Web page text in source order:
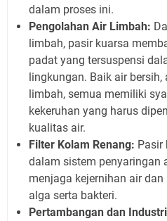
dalam proses ini.
Pengolahan Air Limbah:
limbah, pasir kuarsa
padat yang tersuspensi
lingkungan. Baik air
limbah, semua memiliki
kekeruhan yang harus
kualitas air.
Filter Kolam Renang: Pasir
dalam sistem penyaringan
menjaga kejernihan air
alga serta bakteri.
Pertambangan dan